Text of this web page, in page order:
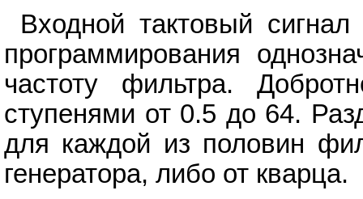
Входной тактовый
программирования
частоту фильтра.
ступенями от 0.5 до 64.
для каждой из половин
генератора, либо от кварца.